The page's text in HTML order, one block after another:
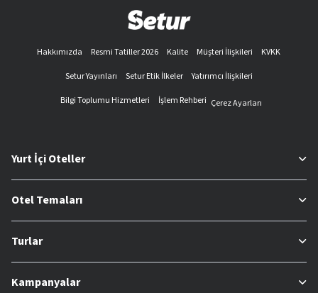
Hakkımızda Resmi Tatiller 2026 Kalite Müşteri İlişkileri
KVKK
Setur Yayınları
Setur Etik İlkeler
Yatırımcı İlişkileri
Bilgi Toplumu Hizmetleri
İşlem Rehberi Çerez Ayarları
Yurt İçi Oteller
Otel Temaları
Turlar
Kampanyalar